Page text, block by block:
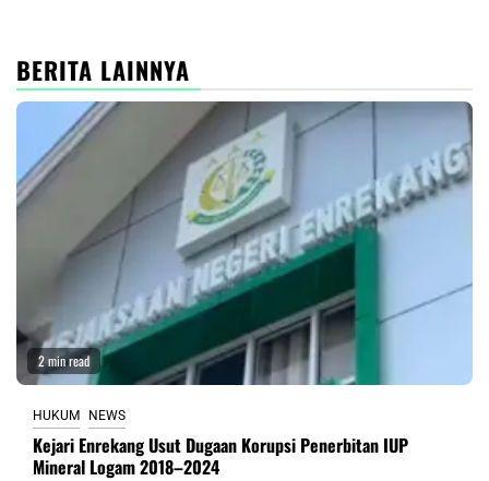
BERITA LAINNYA
2 min read
HUKUM NEWS
Kejari Enrekang Usut Dugaan Korupsi Penerbitan IUP
Mineral Logam 2018–2024